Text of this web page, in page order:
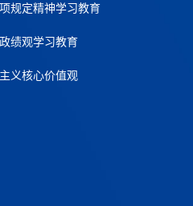
规定精神学习教育
绩观学习教育
义核心价值观